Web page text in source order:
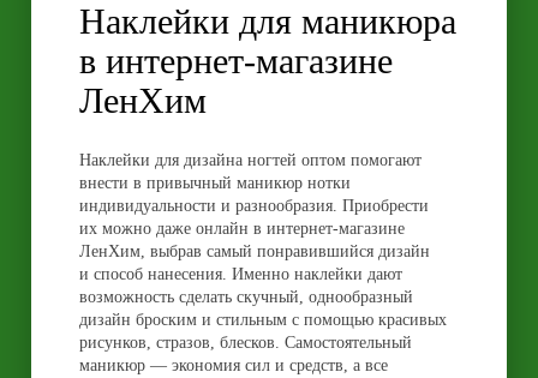
Наклейки для маникюра
в интернет-магазине
ЛенХим
Наклейки для дизайна ногтей оптом помогают
внести в привычный маникюр нотки
индивидуальности и разнообразия. Приобрести
их можно даже онлайн в интернет-магазине
ЛенХим, выбрав самый понравившийся дизайн
и способ нанесения. Именно наклейки дают
возможность сделать скучный, однообразный
дизайн броским и стильным с помощью красивых
рисунков, стразов, блесков. Самостоятельный
маникюр — экономия сил и средств, а все